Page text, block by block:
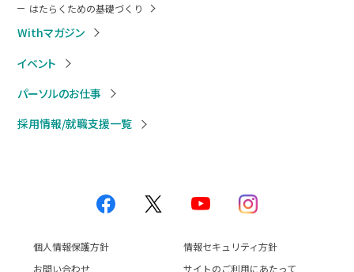
はたらくための基礎づくり
Withマガジン
イベント
パーソルのお仕事
採用情報/就職支援一覧
個人情報保護方針
情報セキュリティ方針
お問い合わせ
サイトのご利用にあたって